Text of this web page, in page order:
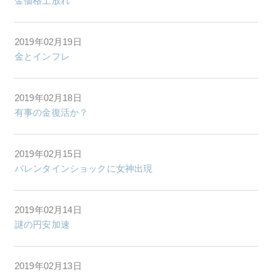
2019年02月19日
金とインフレ
2019年02月18日
有事の金復活か？
2019年02月15日
バレンタインショックに女神出現
2019年02月14日
謎の円安加速
2019年02月13日